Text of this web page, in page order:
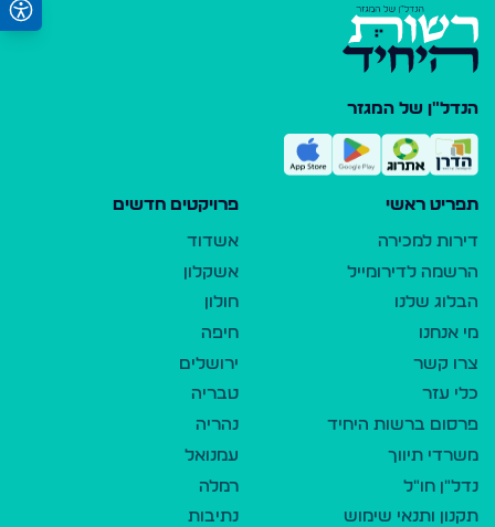
הנדל"ן של המגזר
תפריט ראשי
דירות למכירה
הרשמה לדירומייל
הבלוג שלנו
מי אנחנו
צרו קשר
כלי עזר
פרסום ברשות היחיד
משרדי תיווך
נדל"ן חו"ל
תקנון ותנאי שימוש
פרויקטים חדשים
אשדוד
אשקלון
חולון
חיפה
ירושלים
טבריה
נהריה
עמנואל
רמלה
נתיבות